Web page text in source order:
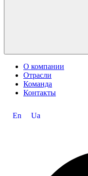
О компании
Отрасли
Команда
Контакты
En Ua